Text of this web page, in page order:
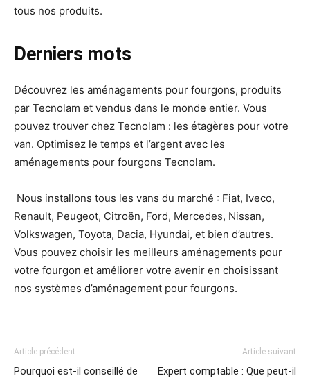
tous nos produits.
Derniers mots
Découvrez les aménagements pour fourgons, produits
par Tecnolam et vendus dans le monde entier. Vous
pouvez trouver chez Tecnolam : les étagères pour votre
van. Optimisez le temps et l’argent avec les
aménagements pour fourgons Tecnolam.
Nous installons tous les vans du marché : Fiat, Iveco,
Renault, Peugeot, Citroën, Ford, Mercedes, Nissan,
Volkswagen, Toyota, Dacia, Hyundai, et bien d’autres.
Vous pouvez choisir les meilleurs aménagements pour
votre fourgon et améliorer votre avenir en choisissant
nos systèmes d’aménagement pour fourgons.
Article précédent
Pourquoi est-il conseillé de
Article suivant
Expert comptable : Que peut-il